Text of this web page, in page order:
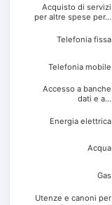
Acquisto di servizi
per altre spese per…
Telefonia fissa
Telefonia mobile
Accesso a banche
dati e a…
Energia elettrica
Acqua
Gas
Utenze e canoni per